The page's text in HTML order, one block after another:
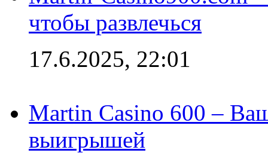
чтобы развлечься
17.6.2025, 22:01
Martin Casino 600 –
выигрышей